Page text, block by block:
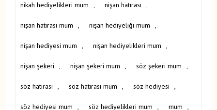
nikah hediyelikleri mum , nişan hatırası ,
nişan hatırası mum , nişan hediyeliği mum ,
nişan hediyesi mum , nişan hediyelikleri mum ,
nişan şekeri , nişan şekeri mum , söz şekeri mum ,
söz hatırası , söz hatırası mum , söz hediyesi ,
söz hediyesi mum , söz hediyelikleri mum , mum ,